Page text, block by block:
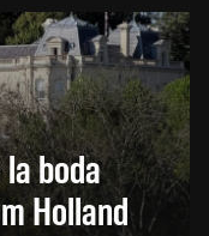
boda
Holland